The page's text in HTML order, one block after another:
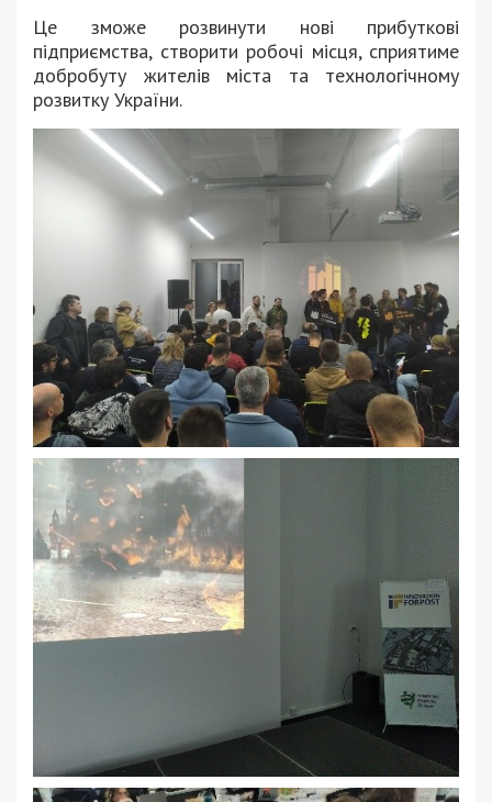
Це зможе розвинути нові прибуткові
підприємства, створити робочі місця, сприятиме
добробуту жителів міста та технологічному
розвитку України.